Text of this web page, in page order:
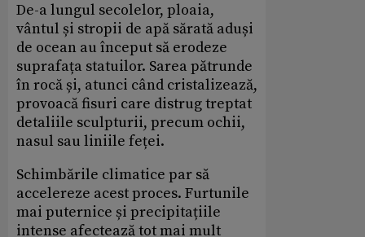
De-a lungul secolelor, ploaia,
vântul și stropii de apă sărată aduși
de ocean au început să erodeze
suprafața statuilor. Sarea pătrunde
în rocă și, atunci când cristalizează,
provoacă fisuri care distrug treptat
detaliile sculpturii, precum ochii,
nasul sau liniile feței.
Schimbările climatice par să
accelereze acest proces. Furtunile
mai puternice și precipitațiile
intense afectează tot mai mult